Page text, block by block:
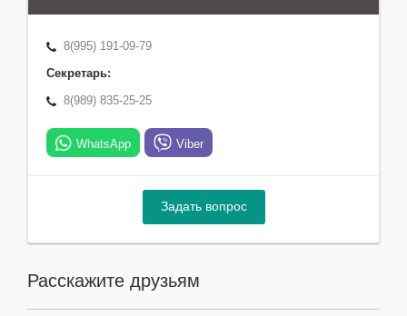
8(995) 191-09-79
Секретарь:
8(989) 835-25-25
WhatsApp Viber
Задать вопрос
Расскажите друзьям